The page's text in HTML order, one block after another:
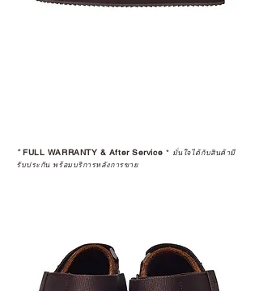
*FULL WARRANTY & After Service * มั่นใจได้กับสินค้ามี
รับประกัน พร้อมบริการหลังการขาย